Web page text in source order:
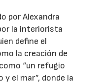
por Alexandra
la interiorista
define el
la creación de
“un refugio
el mar”, donde la